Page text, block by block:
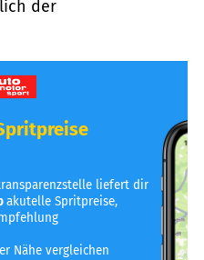
der
liefert dir
akutelle Spritpreise,
Nähe vergleichen